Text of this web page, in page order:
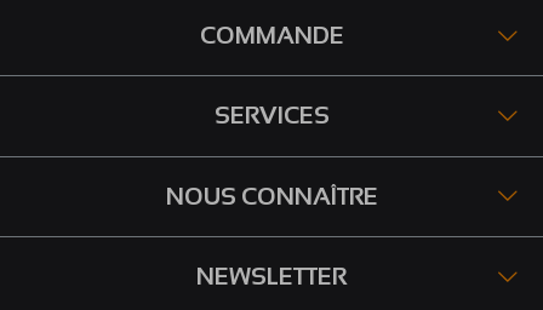
COMMANDE
SERVICES
NOUS CONNAÎTRE
NEWSLETTER